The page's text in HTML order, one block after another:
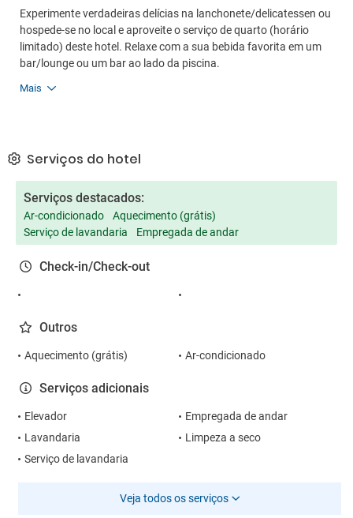
Experimente verdadeiras delícias na lanchonete/delicatessen ou
hospede-se no local e aproveite o serviço de quarto (horário
limitado) deste hotel. Relaxe com a sua bebida favorita em um
bar/lounge ou um bar ao lado da piscina.
Mais
Serviços do hotel
Serviços destacados:
Ar-condicionado
Aquecimento (grátis)
Serviço de lavandaria
Empregada de andar
Check-in/Check-out
Outros
Aquecimento (grátis) Ar-condicionado
Serviços adicionais
Elevador
Empregada de andar
Lavandaria
Limpeza a seco
Serviço de lavandaria
Veja todos os serviços